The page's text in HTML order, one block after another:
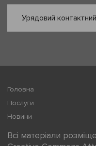
Урядовий
Головна
Послуги
Новини
Всі матеріали